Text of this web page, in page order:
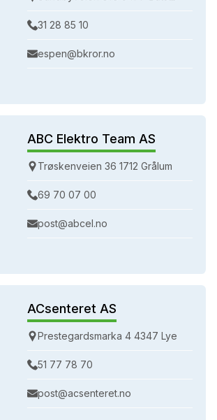
31 28 85 10
espen@bkror.no
ABC Elektro Team AS
Trøskenveien 36 1712 Grålum
69 70 07 00
post@abcel.no
ACsenteret AS
Prestegardsmarka 4 4347 Lye
51 77 78 70
post@acsenteret.no